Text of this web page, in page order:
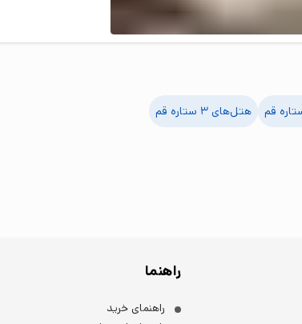
قم هتل‌های ۳ ستاره قم
راهنما
راهنمای خرید